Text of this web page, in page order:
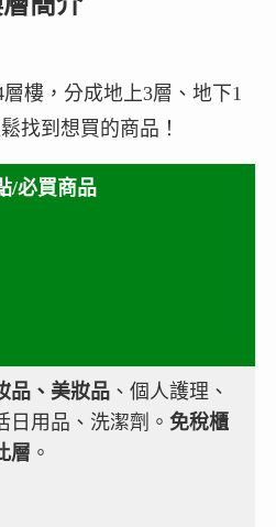
樓，分成地上3層、地下1
找到想買的商品！
/必買商品
品、美妝品 、個人護理、
日用品、洗潔劑。免稅櫃
層 。